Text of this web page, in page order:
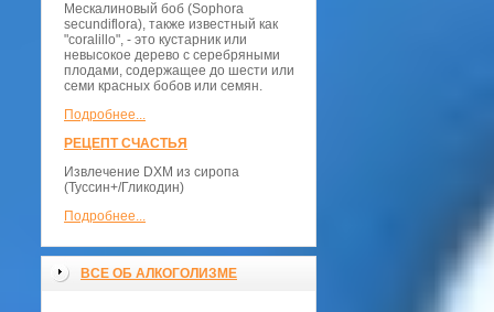
Мескалиновый боб (Sophora
secundiflora), также известный как
"coralillo", - это кустарник или
невысокое дерево с серебряными
плодами, содержащее до шести или
семи красных бобов или семян.
Подробнее...
РЕЦЕПТ СЧАСТЬЯ
Извлечение DXM из сиропа
(Туссин+/Гликодин)
Подробнее...
ВСЕ ОБ АЛКОГОЛИЗМЕ